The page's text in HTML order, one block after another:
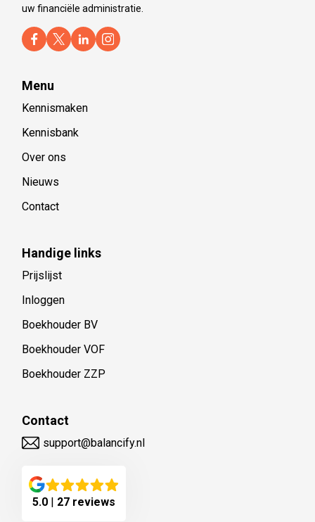
uw financiële administratie.
Menu
Kennismaken
Kennisbank
Over ons
Nieuws
Contact
Handige links
Prijslijst
Inloggen
Boekhouder BV
Boekhouder VOF
Boekhouder ZZP
Contact
support@balancify.nl
5.0 | 27 reviews